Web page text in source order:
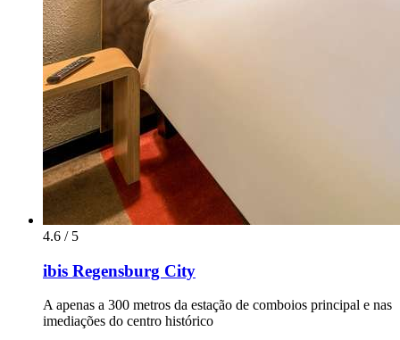
4.6 / 5
ibis Regensburg City
A apenas a 300 metros da estação de comboios principal e nas
imediações do centro histórico